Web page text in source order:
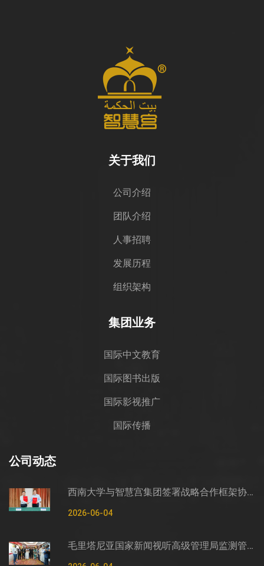
关于我们
公司介绍
团队介绍
人事招聘
发展历程
组织架构
集团业务
国际中文教育
国际图书出版
国际影视推广
国际传播
公司动态
西南大学与智慧宫集团签署战略合作框架协议
2026-06-04
毛里塔尼亚国家新闻视听高级管理局监测管控司司长穆罕默德·哈桑·埃萨利姆一行莅临智慧宫调研